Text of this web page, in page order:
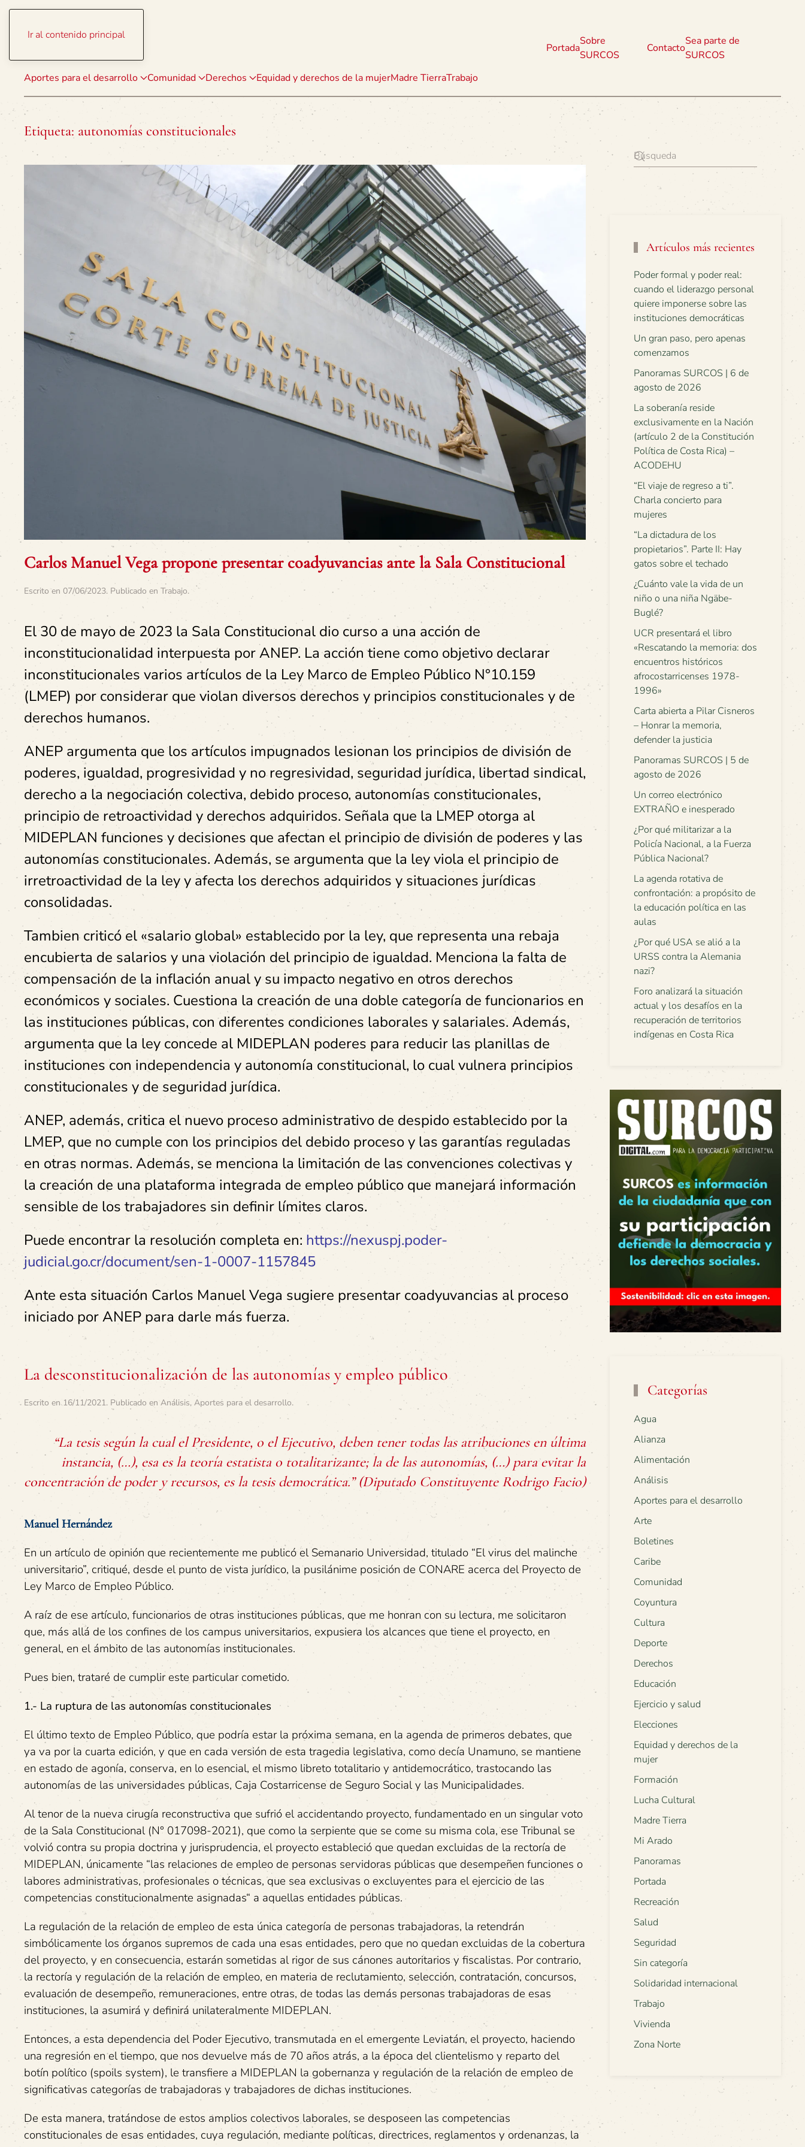
Ir al contenido principal
Aportes para el desarrollo Comunidad Derechos Equidad y derechos de la mujerMadre TierraTrabajo
Portada
Sobre
SURCOS
Contacto
Sea parte de
SURCOS
Etiqueta: autonomías constitucionales
Carlos Manuel Vega propone presentar coadyuvancias ante la Sala Constitucional
Escrito en 07/06/2023. Publicado en Trabajo.
El 30 de mayo de 2023 la Sala Constitucional dio curso a una acción de
inconstitucionalidad interpuesta por ANEP. La acción tiene como objetivo declarar
inconstitucionales varios artículos de la Ley Marco de Empleo Público N°10.159
(LMEP) por considerar que violan diversos derechos y principios constitucionales y de
derechos humanos.
ANEP argumenta que los artículos impugnados lesionan los principios de división de
poderes, igualdad, progresividad y no regresividad, seguridad jurídica, libertad sindical,
derecho a la negociación colectiva, debido proceso, autonomías constitucionales,
principio de retroactividad y derechos adquiridos. Señala que la LMEP otorga al
MIDEPLAN funciones y decisiones que afectan el principio de división de poderes y las
autonomías constitucionales. Además, se argumenta que la ley viola el principio de
irretroactividad de la ley y afecta los derechos adquiridos y situaciones jurídicas
consolidadas.
Tambien criticó el «salario global» establecido por la ley, que representa una rebaja
encubierta de salarios y una violación del principio de igualdad. Menciona la falta de
compensación de la inflación anual y su impacto negativo en otros derechos
económicos y sociales. Cuestiona la creación de una doble categoría de funcionarios en
las instituciones públicas, con diferentes condiciones laborales y salariales. Además,
argumenta que la ley concede al MIDEPLAN poderes para reducir las planillas de
instituciones con independencia y autonomía constitucional, lo cual vulnera principios
constitucionales y de seguridad jurídica.
ANEP, además, critica el nuevo proceso administrativo de despido establecido por la
LMEP, que no cumple con los principios del debido proceso y las garantías reguladas
en otras normas. Además, se menciona la limitación de las convenciones colectivas y
la creación de una plataforma integrada de empleo público que manejará información
sensible de los trabajadores sin definir límites claros.
Puede encontrar la resolución completa en: https://nexuspj.poder-
judicial.go.cr/document/sen-1-0007-1157845
Ante esta situación Carlos Manuel Vega sugiere presentar coadyuvancias al proceso
iniciado por ANEP para darle más fuerza.
La desconstitucionalización de las autonomías y empleo público
Escrito en16/11/2021. Publicado en Análisis, Aportes para el desarrollo.
“La tesis según la cual el Presidente, o el Ejecutivo, deben tener todas las atribuciones en última
instancia, (…), esa es la teoría estatista o totalitarizante; la de las autonomías, (…) para evitar la
concentración de poder y recursos, es la tesis democrática.” (Diputado Constituyente Rodrigo Facio)
Manuel Hernández
En un artículo de opinión que recientemente me publicó el Semanario Universidad, titulado “El virus del malinche
universitario”, critiqué, desde el punto de vista jurídico, la pusilánime posición de CONARE acerca del Proyecto de
Ley Marco de Empleo Público.
A raíz de ese artículo, funcionarios de otras instituciones públicas, que me honran con su lectura, me solicitaron
que, más allá de los confines de los campus universitarios, expusiera los alcances que tiene el proyecto, en
general, en el ámbito de las autonomías institucionales.
Pues bien, trataré de cumplir este particular cometido.
1.- La ruptura de las autonomías constitucionales
El último texto de Empleo Público, que podría estar la próxima semana, en la agenda de primeros debates, que
ya va por la cuarta edición, y que en cada versión de esta tragedia legislativa, como decía Unamuno, se mantiene
en estado de agonía, conserva, en lo esencial, el mismo libreto totalitario y antidemocrático, trastocando las
autonomías de las universidades públicas, Caja Costarricense de Seguro Social y las Municipalidades.
Al tenor de la nueva cirugía reconstructiva que sufrió el accidentando proyecto, fundamentado en un singular voto
de la Sala Constitucional (N° 017098-2021), que como la serpiente que se come su misma cola, ese Tribunal se
volvió contra su propia doctrina y jurisprudencia, el proyecto estableció que quedan excluidas de la rectoría de
MIDEPLAN, únicamente “las relaciones de empleo de personas servidoras públicas que desempeñen funciones o
labores administrativas, profesionales o técnicas, que sea exclusivas o excluyentes para el ejercicio de las
competencias constitucionalmente asignadas“ a aquellas entidades públicas.
La regulación de la relación de empleo de esta única categoría de personas trabajadoras, la retendrán
simbólicamente los órganos supremos de cada una esas entidades, pero que no quedan excluidas de la cobertura
del proyecto, y en consecuencia, estarán sometidas al rigor de sus cánones autoritarios y fiscalistas. Por contrario,
la rectoría y regulación de la relación de empleo, en materia de reclutamiento, selección, contratación, concursos,
evaluación de desempeño, remuneraciones, entre otras, de todas las demás personas trabajadoras de esas
instituciones, la asumirá y definirá unilateralmente MIDEPLAN.
Entonces, a esta dependencia del Poder Ejecutivo, transmutada en el emergente Leviatán, el proyecto, haciendo
una regresión en el tiempo, que nos devuelve más de 70 años atrás, a la época del clientelismo y reparto del
botín político (spoils system), le transfiere a MIDEPLAN la gobernanza y regulación de la relación de empleo de
significativas categorías de trabajadoras y trabajadores de dichas instituciones.
De esta manera, tratándose de estos amplios colectivos laborales, se desposeen las competencias
constitucionales de esas entidades, cuya regulación, mediante políticas, directrices, reglamentos y ordenanzas, la
Artículos más recientes
Poder formal y poder real:
cuando el liderazgo personal
quiere imponerse sobre las
instituciones democráticas
Un gran paso, pero apenas
comenzamos
Panoramas SURCOS | 6 de
agosto de 2026
La soberanía reside
exclusivamente en la Nación
(artículo 2 de la Constitución
Política de Costa Rica) –
ACODEHU
“El viaje de regreso a ti”.
Charla concierto para
mujeres
“La dictadura de los
propietarios”. Parte II: Hay
gatos sobre el techado
¿Cuánto vale la vida de un
niño o una niña Ngäbe-
Buglé?
UCR presentará el libro
«Rescatando la memoria: dos
encuentros históricos
afrocostarricenses 1978-
1996»
Carta abierta a Pilar Cisneros
– Honrar la memoria,
defender la justicia
Panoramas SURCOS | 5 de
agosto de 2026
Un correo electrónico
EXTRAÑO e inesperado
¿Por qué militarizar a la
Policía Nacional, a la Fuerza
Pública Nacional?
La agenda rotativa de
confrontación: a propósito de
la educación política en las
aulas
¿Por qué USA se alió a la
URSS contra la Alemania
nazi?
Foro analizará la situación
actual y los desafíos en la
recuperación de territorios
indígenas en Costa Rica
Categorías
Agua
Alianza
Alimentación
Análisis
Aportes para el desarrollo
Arte
Boletines
Caribe
Comunidad
Coyuntura
Cultura
Deporte
Derechos
Educación
Ejercicio y salud
Elecciones
Equidad y derechos de la
mujer
Formación
Lucha Cultural
Madre Tierra
Mi Arado
Panoramas
Portada
Recreación
Salud
Seguridad
Sin categoría
Solidaridad internacional
Trabajo
Vivienda
Zona Norte